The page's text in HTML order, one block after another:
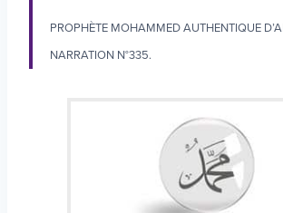
PROPHÈTE MOHAMMED AUTHENTIQUE
NARRATION N°335.